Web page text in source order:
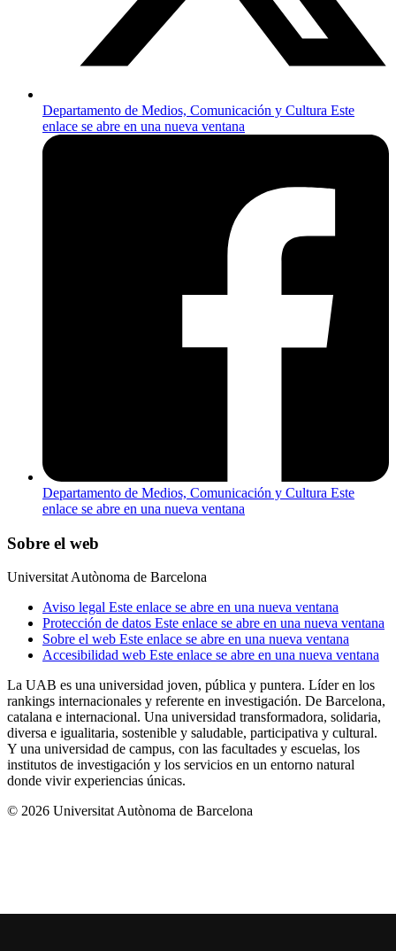
Departamento de Medios, Comunicación y Cultura Este
enlace se abre en una nueva ventana
Departamento de Medios, Comunicación y Cultura Este
enlace se abre en una nueva ventana
Sobre el web
Universitat Autònoma de Barcelona
Aviso legal Este enlace se abre en una nueva ventana
Protección de datos Este enlace se abre en una nueva ventana
Sobre el web Este enlace se abre en una nueva ventana
Accesibilidad web Este enlace se abre en una nueva ventana
La UAB es una universidad joven, pública y puntera. Líder en los
rankings internacionales y referente en investigación. De Barcelona,
catalana e internacional. Una universidad transformadora, solidaria,
diversa e igualitaria, sostenible y saludable, participativa y cultural.
Y una universidad de campus, con las facultades y escuelas, los
institutos de investigación y los servicios en un entorno natural
donde vivir experiencias únicas.
© 2026 Universitat Autònoma de Barcelona